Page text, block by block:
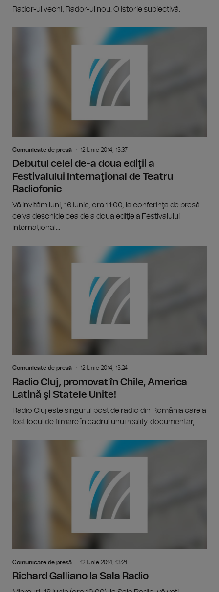
Rador-ul vechi, Rador-ul nou. O istorie subiectivă.
Comunicate de presă 12 Iunie 2014, 13:37
Debutul celei de-a doua ediţii a
Festivalului Internaţional de Teatru
Radiofonic
Vă invităm luni, 16 iunie, ora 11:00, la conferinţa de presă
ce va deschide cea de a doua ediţie a Festivalului
Internaţional...
Comunicate de presă 12 Iunie 2014, 13:24
Radio Cluj, promovat în Chile, America
Latină şi Statele Unite!
Radio Cluj este singurul post de radio din România care a
fost locul de filmare în cadrul unui reality-documentar,...
Comunicate de presă 12 Iunie 2014, 13:21
Richard Galliano la Sala Radio